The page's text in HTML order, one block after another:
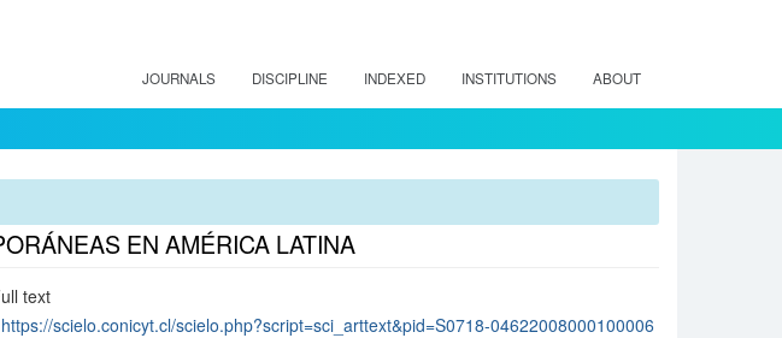
JOURNALS DISCIPLINE INDEXED INSTITUTIONS ABOUT
EN AMÉRICA LATINA
text
https://scielo.conicyt.cl/scielo.php?script=sci_arttext&pid=S0718-04622008000100006